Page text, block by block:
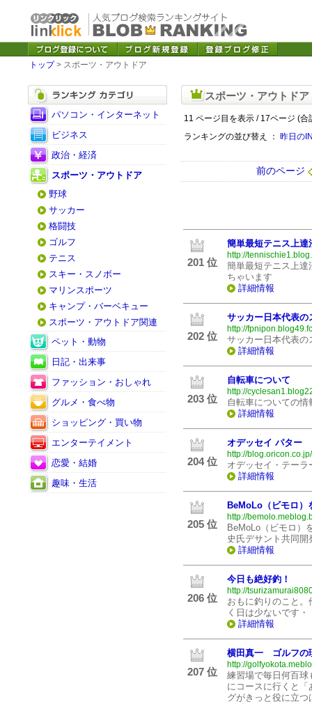
トップ> スポーツ・アウトドア
パソコン・インターネット
ビジネス
政治・経済
スポーツ・アウトドア
野球
サッカー
格闘技
ゴルフ
テニス
スキー・スノボー
マリンスポーツ
キャンプ・バーベキュー
スポーツ・アウトドア関連
ペット・動物
日記・出来事
ファッション・おしゃれ
グルメ・食べ物
ショッピング・買い物
エンターテイメント
恋愛・結婚
趣味・生活
スポーツ・アウトドア
11 ページ目を表示 / 17ページ (合
ランキングの並び替え ： 昨日の
前のページ
201 位
簡単最短テニス上達
http://
簡単最短テニス上
ちゃいます
詳細情報
202 位
サッカー日本代表の
http://
サッカー日本代表の
詳細情報
203 位
自転車について
http://
自転車についての情
詳細情報
204 位
オデッセイ パター
http://
オデッセイ・テー
詳細情報
205 位
BeMoLo（ビモロ）
http://
BeMoLo（ビモロ）
史氏デサント共同開
詳細情報
206 位
今日も絶好釣！
http://
おもに釣りのこと
く日は少ないです・
詳細情報
207 位
横田真一 ゴルフの
http://
練習場で毎日何百球
にコースに行くと
グがきっと役に立つ